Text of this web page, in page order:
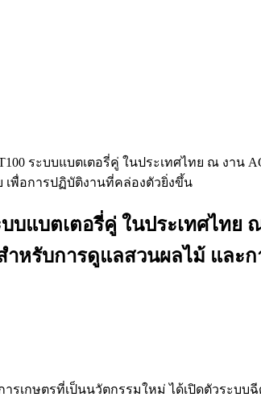
ระบบแบตเตอรี่คู่ ในประเทศไทย ณ งา
พื่อการปฏิบัติงานที่คล่องตัวยิ่งขึ้น
บแบตเตอรี่คู่ ในประเทศไทย
รับการดูแลสวนผลไม้ และ
รเกษตรที่เป็นนวัตกรรมใหม่ ได้เปิดตัวระบบ